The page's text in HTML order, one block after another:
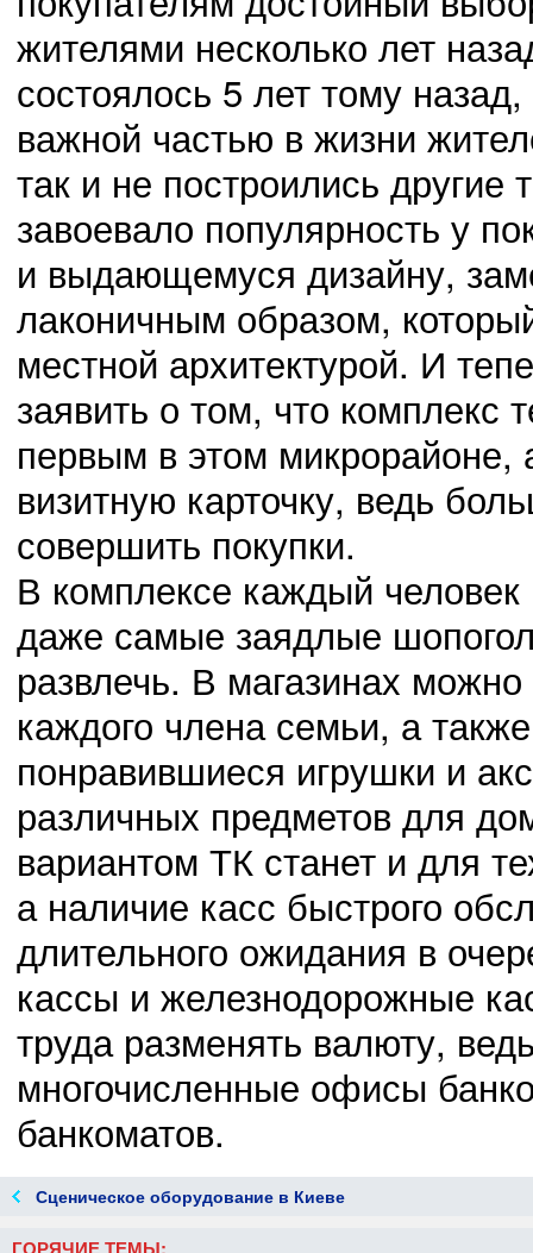
0
02.11.14
23:41:00
0
02.11.14
23:40:00
жителями несколько лет
состоялось 5 лет тому
важной частью в жизни
так и не построились
завоевало популярность у
и выдающемуся дизайну,
лаконичным образом,
местной архитектурой. И
заявить о том, что комплекс
первым в этом микрорайоне,
визитную карточку, ведь
совершить покупки.
В комплексе каждый
даже самые заядлые
развлечь. В магазинах
каждого члена семьи, а
понравившиеся игрушки и
различных предметов для
вариантом ТК станет и для
а наличие касс быстрого
длительного ожидания в
кассы и железнодорожные
труда разменять валюту,
многочисленные офисы
банкоматов.
Сценическое оборудование в Киеве